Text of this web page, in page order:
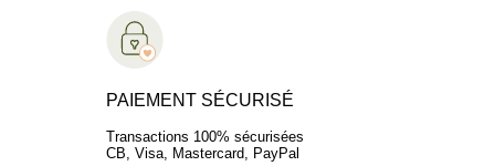
PAIEMENT SÉCURISÉ
Transactions 100% sécurisées
CB, Visa, Mastercard, PayPal